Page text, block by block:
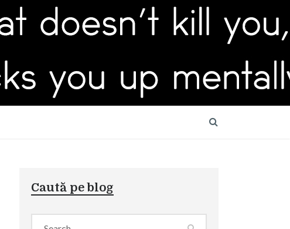
Caută pe blog